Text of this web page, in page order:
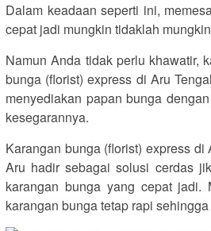
Dalam keadaan seperti ini,
cepat jadi mungkin tidaklah
Namun Anda tidak perlu khawatir,
bunga (florist) express di Aru
menyediakan papan bunga
kesegarannya.
Karangan bunga (florist) express di
Aru hadir sebagai solusi cerdas
karangan bunga yang cepat jadi.
karangan bunga tetap rapi